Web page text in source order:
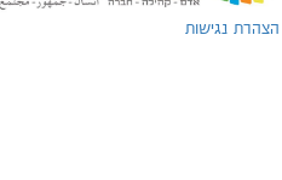
הצהרת נגישות